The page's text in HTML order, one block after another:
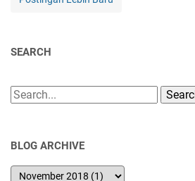
SEARCH
BLOG ARCHIVE